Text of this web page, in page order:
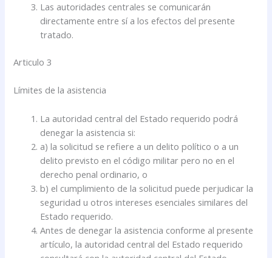
Las autoridades centrales se comunicarán
directamente entre sí a los efectos del presente
tratado.
Articulo 3
Límites de la asistencia
La autoridad central del Estado requerido podrá
denegar la asistencia si:
a) la solicitud se refiere a un delito político o a un
delito previsto en el código militar pero no en el
derecho penal ordinario, o
b) el cumplimiento de la solicitud puede perjudicar la
seguridad u otros intereses esenciales similares del
Estado requerido.
Antes de denegar la asistencia conforme al presente
artículo, la autoridad central del Estado requerido